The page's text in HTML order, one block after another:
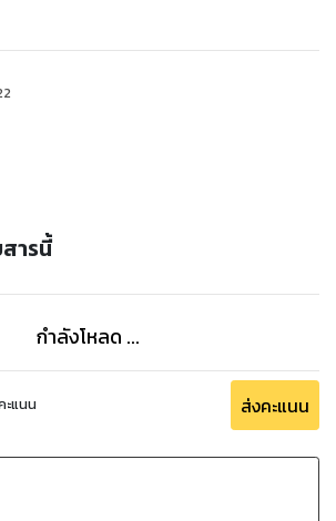
ษัท ฯลฯ ทั้งนี้เพื่อความครบถ้วนถูกต้องตาม
ากฝ่าฝืนต้องระวางโทษปรับตามกฎหมาย
เดทใน ookbee ช่วงวันที่ 5, 10, 20, 30 ของ
ารนี้
กำลังโหลด ...
ะแนน ส่งคะแนน